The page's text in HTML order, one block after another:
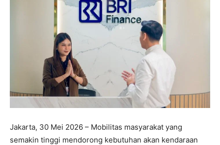
Jakarta, 30 Mei 2026 – Mobilitas masyarakat yang
semakin tinggi mendorong kebutuhan akan kendaraan